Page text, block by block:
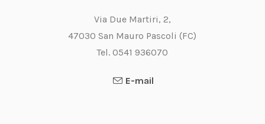
Via Due Martiri, 2,
47030 San Mauro Pascoli (FC)
Tel. 0541 936070
E-mail